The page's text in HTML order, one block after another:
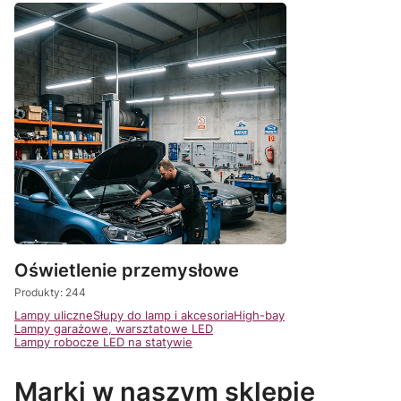
Oświetlenie przemysłowe
Produkty: 244
Lampy uliczneSłupy do lamp i akcesoriaHigh-bay
Lampy garażowe, warsztatowe LED
Lampy robocze LED na statywie
Marki w naszym sklepie